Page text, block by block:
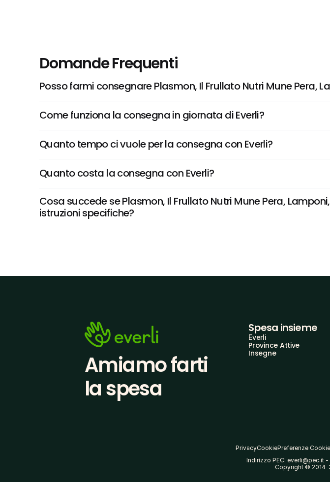
Domande Frequenti
Posso farmi consegnare Plasmon, Il Frullato Nutri Mune Pera,
Come funziona la consegna in giornata di Everli?
Quanto tempo ci vuole per la consegna con Everli?
Quanto costa la consegna con Everli?
Cosa succede se Plasmon, Il Frullato Nutri Mune Pera,
istruzioni specifiche?
Amiamo farti
la spesa
Spesa insieme
Everli
Province Attive
Insegne
PrivacyCookiePreferenze Cookie
Indirizzo PEC: everli@pec.it
Copyright © 2014-